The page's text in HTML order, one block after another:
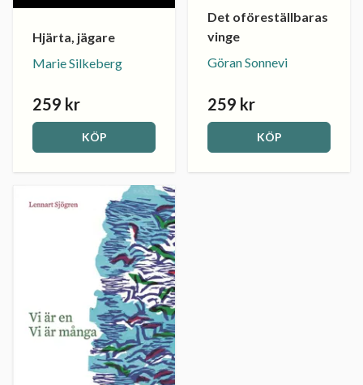
Hjärta, jägare
Marie Silkeberg
259 kr
KÖP
Det oföreställbaras
vinge
Göran Sonnevi
259 kr
KÖP